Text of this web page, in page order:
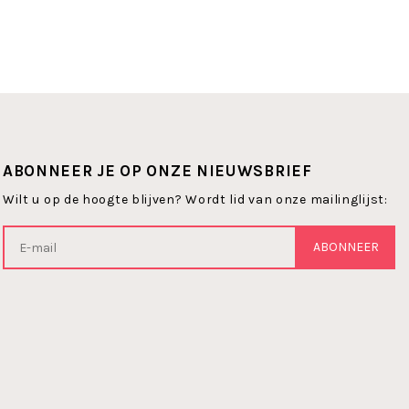
ABONNEER JE OP ONZE NIEUWSBRIEF
Wilt u op de hoogte blijven? Wordt lid van onze mailinglijst:
ABONNEER